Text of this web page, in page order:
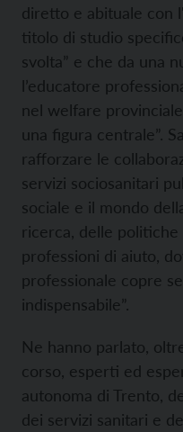
diretto e abituale con
titolo di studio
svolta” e che da una
l’educatore
nel welfare
una figura centrale”.
rafforzare le
servizi sociosanitari
sociale e il mondo
ricerca, delle
professioni di aiuto,
professionale copre
indispensabile”.
Ne hanno parlato,
corso, esperti ed
autonoma di Trento,
dei servizi sanitari e